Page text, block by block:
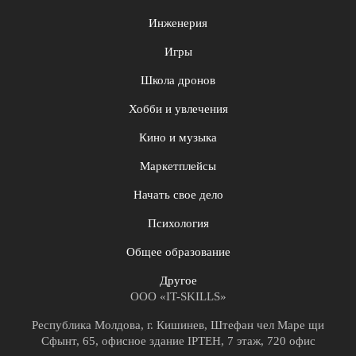
Инженерия
Игры
Школа дронов
Хобби и увлечения
Кино и музыка
Маркетплейсы
Начать свое дело
Психология
Общее образование
Другое
ООО «IT-SKILLS»
Республика Молдова, г. Кишинев, Штефан чел Маре щи
Сфынт, 65, офисное здание IPTEH, 7 этаж, 720 офис